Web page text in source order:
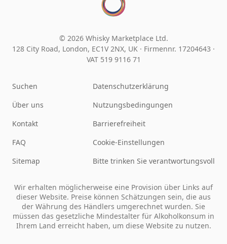
© 2026 Whisky Marketplace Ltd.
128 City Road, London, EC1V 2NX, UK · Firmennr. 17204643 ·
VAT 519 9116 71
Suchen
Über uns
Kontakt
FAQ
Sitemap
Datenschutzerklärung
Nutzungsbedingungen
Barrierefreiheit
Cookie-Einstellungen
Bitte trinken Sie verantwortungsvoll
Wir erhalten möglicherweise eine Provision über Links auf
dieser Website. Preise können Schätzungen sein, die aus
der Währung des Händlers umgerechnet wurden. Sie
müssen das gesetzliche Mindestalter für Alkoholkonsum in
Ihrem Land erreicht haben, um diese Website zu nutzen.